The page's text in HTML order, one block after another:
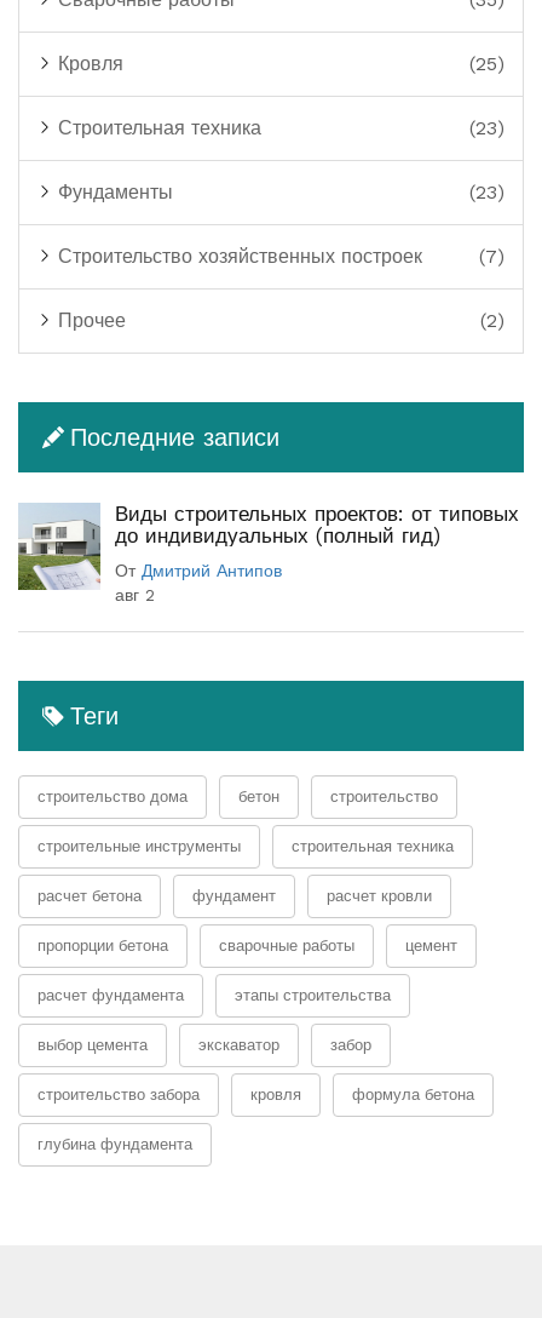
Кровля (25)
Строительная техника (23)
Фундаменты (23)
Строительство хозяйственных построек (7)
Прочее (2)
Последние записи
Виды строительных проектов: от типовых
до индивидуальных (полный гид)
От Дмитрий Антипов
авг 2
Теги
строительство дома бетон строительство
строительные инструменты строительная техника
расчет бетона фундамент расчет кровли
пропорции бетона сварочные работы цемент
расчет фундамента этапы строительства
выбор цемента экскаватор забор
строительство забора кровля формула бетона
глубина фундамента